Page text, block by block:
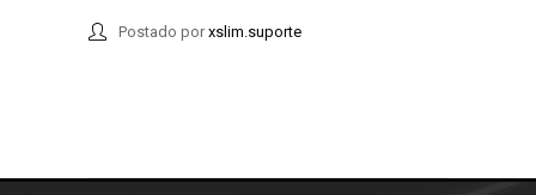
Postado por xslim.suporte